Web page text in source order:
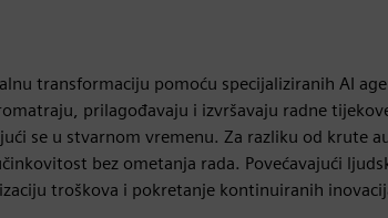
transformaciju pomoću specijaliziranih AI
prilagođavaju i izvršavaju radne
se u stvarnom vremenu. Za razliku od krute
bez ometanja rada. Povećavajući
troškova i pokretanje kontinuiranih